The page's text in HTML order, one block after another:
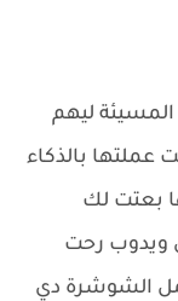
المسيئة ليهم
عملتها بالذكاء
بعتت لك
ويدوب رحت
الشوشرة دي